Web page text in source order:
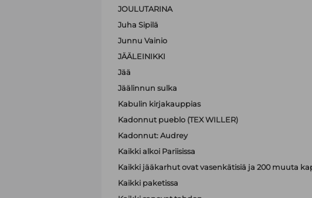
JOULUTARINA
Juha Sipilä
Junnu Vainio
JÄÄLEINIKKI
Jää
Jäälinnun sulka
Kabulin kirjakauppias
Kadonnut pueblo (TEX WILLER)
Kadonnut: Audrey
Kaikki alkoi Pariisissa
Kaikki jääkarhut ovat vasenkätisiä ja 200 muuta
Kaikki paketissa